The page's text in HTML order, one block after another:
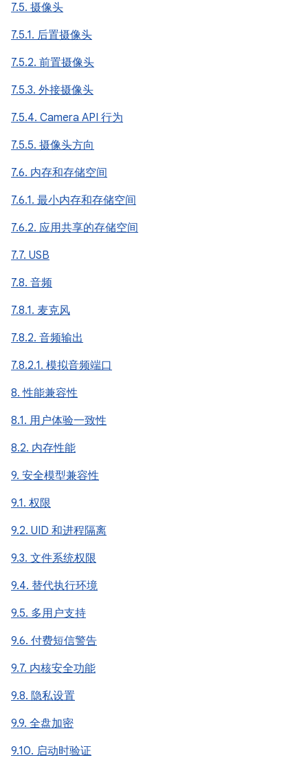
7.5. 摄像头
7.5.1. 后置摄像头
7.5.2. 前置摄像头
7.5.3. 外接摄像头
7.5.4. Camera API 行为
7.5.5. 摄像头方向
7.6. 内存和存储空间
7.6.1. 最小内存和存储空间
7.6.2. 应用共享的存储空间
7.7. USB
7.8. 音频
7.8.1. 麦克风
7.8.2. 音频输出
7.8.2.1. 模拟音频端口
8. 性能兼容性
8.1. 用户体验一致性
8.2. 内存性能
9. 安全模型兼容性
9.1. 权限
9.2. UID 和进程隔离
9.3. 文件系统权限
9.4. 替代执行环境
9.5. 多用户支持
9.6. 付费短信警告
9.7. 内核安全功能
9.8. 隐私设置
9.9. 全盘加密
9.10. 启动时验证